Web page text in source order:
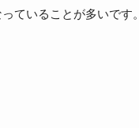
ていることが多いです。